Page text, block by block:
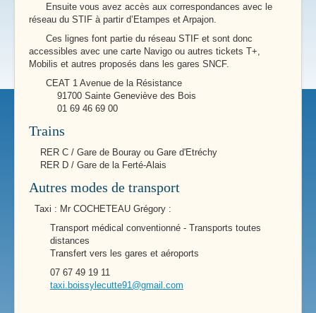
Ensuite vous avez accès aux correspondances avec le
réseau du STIF à partir d’Etampes et Arpajon.
Ces lignes font partie du réseau STIF et sont donc
accessibles avec une carte Navigo ou autres tickets T+,
Mobilis et autres proposés dans les gares SNCF.
CEAT 1 Avenue de la Résistance
91700 Sainte Geneviève des Bois
01 69 46 69 00
Trains
RER C / Gare de Bouray ou Gare d'Etréchy
RER D / Gare de la Ferté-Alais
Autres modes de transport
Taxi : Mr COCHETEAU Grégory :
Transport médical conventionné - Transports toutes
distances
Transfert vers les gares et aéroports
07 67 49 19 11
taxi.boissylecutte91@gmail.com